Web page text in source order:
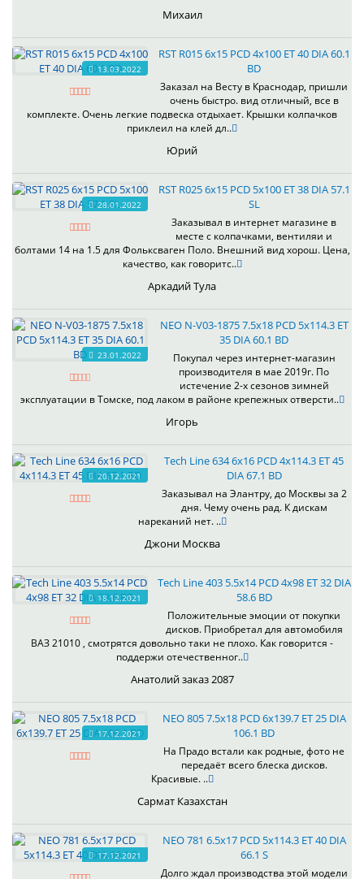
Михаил
13.03.2022
RST R015 6x15 PCD 4x100 ET 40 DIA 60.1
BD
Заказал на Весту в Краснодар, пришли
очень быстро. вид отличный, все в
комплекте. Очень легкие подвеска отдыхает. Крышки колпачков
приклеил на клей дл..
Юрий
28.01.2022
RST R025 6x15 PCD 5x100 ET 38 DIA 57.1
SL
Заказывал в интернет магазине в
месте с колпачками, вентиляи и
болтами 14 на 1.5 для Фольксваген Поло. Внешний вид хорош. Цена,
качество, как говоритс..
Аркадий Тула
23.01.2022
NEO N-V03-1875 7.5x18 PCD 5x114.3 ET
35 DIA 60.1 BD
Покупал через интернет-магазин
производителя в мае 2019г. По
истечение 2-х сезонов зимней
эксплуатации в Томске, под лаком в районе крепежных отверсти..
Игорь
20.12.2021
Tech Line 634 6x16 PCD 4x114.3 ET 45
DIA 67.1 BD
Заказывал на Элантру, до Москвы за 2
дня. Чему очень рад. К дискам
нареканий нет. ..
Джони Москва
18.12.2021
Tech Line 403 5.5x14 PCD 4x98 ET 32 DIA
58.6 BD
Положительные эмоции от покупки
дисков. Приобретал для автомобиля
ВАЗ 21010 , смотрятся довольно таки не плохо. Как говорится -
поддержи отечественног..
Анатолий заказ 2087
17.12.2021
NEO 805 7.5x18 PCD 6x139.7 ET 25 DIA
106.1 BD
На Прадо встали как родные, фото не
передаёт всего блеска дисков.
Красивые. ..
Сармат Казахстан
17.12.2021
NEO 781 6.5x17 PCD 5x114.3 ET 40 DIA
66.1 S
Долго ждал производства этой модели